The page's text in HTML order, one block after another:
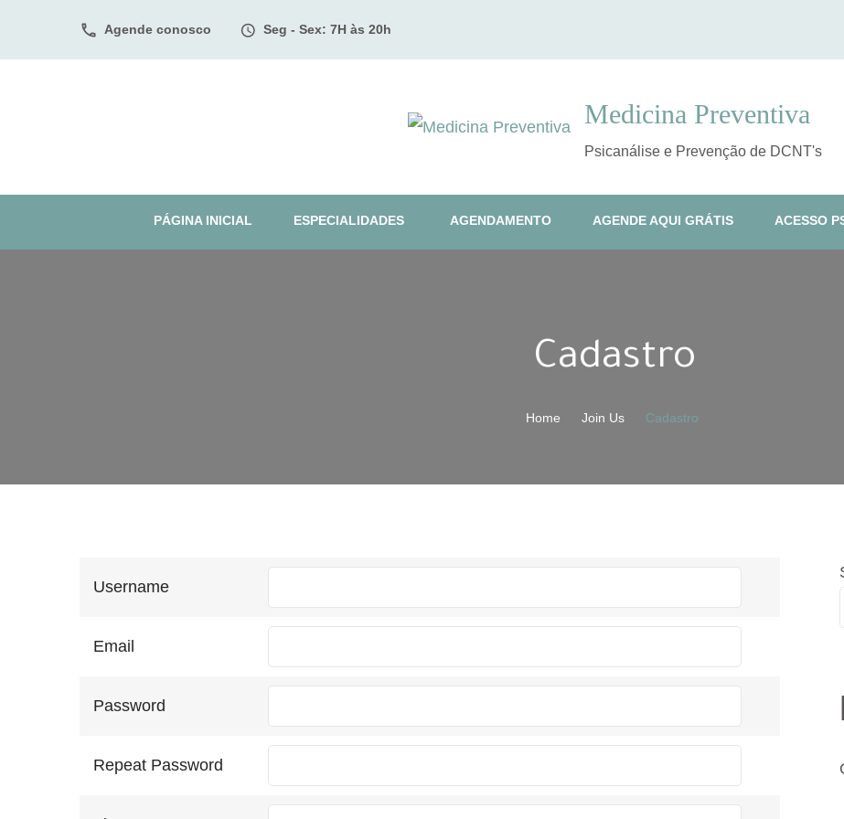
Agende conosco Seg - Sex: 7H às 20h
Medicina Preventiva
Psicanálise e Prevenção de DCNT's
PÁGINA INICIAL ESPECIALIDADES AGENDAMENTO AGENDE AQUI GRÁTIS ACESSO
Cadastro
Home Join Us Cadastro
Username
Email
Password
Repeat Password